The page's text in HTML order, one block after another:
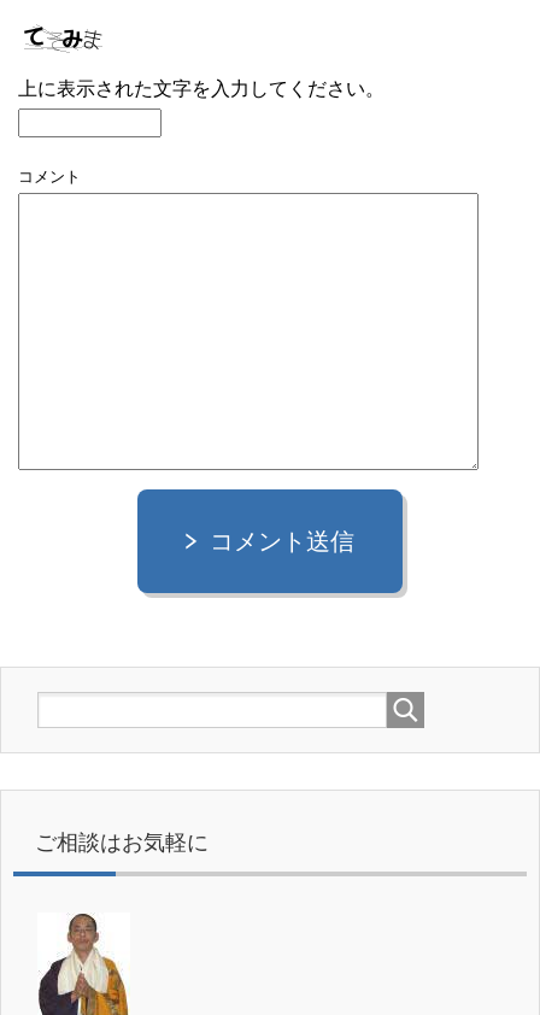
上に表示された文字を入力してください。
コメント
コメント送信
ご相談はお気軽に